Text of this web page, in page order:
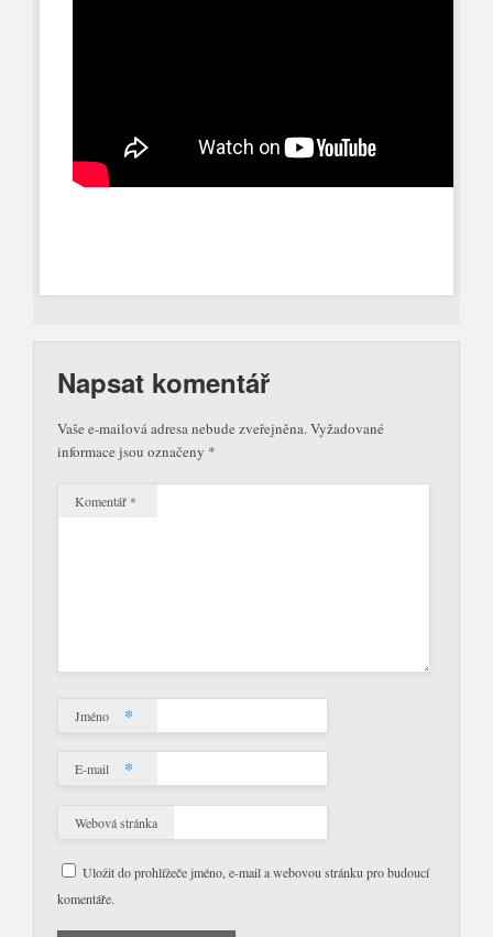
Napsat komentář
Vaše e-mailová adresa nebude zveřejněna.Vyžadované
informace jsou označeny *
Komentář *
Jméno *
E-mail *
Webová stránka
Uložit do prohlížeče jméno, e-mail a webovou stránku pro budoucí
komentáře.